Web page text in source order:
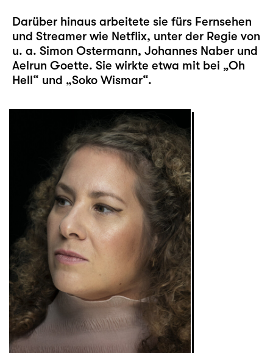
Darüber hinaus arbeitete sie fürs Fernsehen
und Streamer wie Netflix, unter der Regie von
u. a. Simon Ostermann, Johannes Naber und
Aelrun Goette. Sie wirkte etwa mit bei „Oh
Hell“ und „Soko Wismar“.